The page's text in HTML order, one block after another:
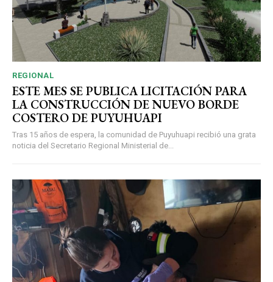
REGIONAL
ESTE MES SE PUBLICA LICITACIÓN PARA
LA CONSTRUCCIÓN DE NUEVO BORDE
COSTERO DE PUYUHUAPI
Tras 15 años de espera, la comunidad de Puyuhuapi recibió una grata
noticia del Secretario Regional Ministerial de...